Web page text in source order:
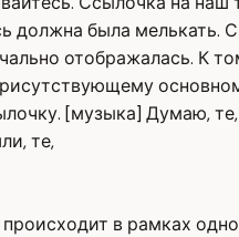
должна была мелькать.
отображалась. К
[музыка] Думаю,
те,
происходит в рамках